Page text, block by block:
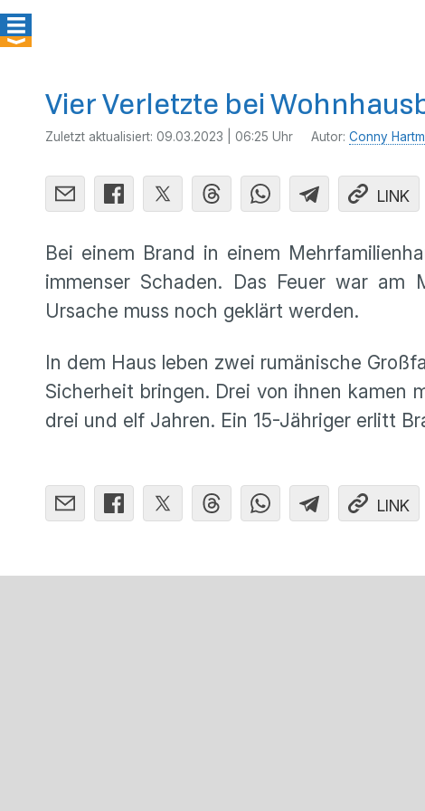
Vier Verletzte bei
Zuletzt aktualisiert: 09.03.2023 | 06:25 Uhr Autor: Conny
LINK
Bei einem Brand in einem
immenser Schaden. Das Feuer war am
Ursache muss noch geklärt werden.
In dem Haus leben zwei rumänische
Sicherheit bringen. Drei von ihnen kamen
drei und elf Jahren. Ein 15-Jähriger erlitt
LINK